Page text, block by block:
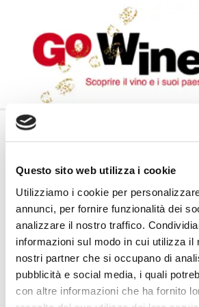
Questo sito web utilizza i cookie
Utilizziamo i cookie per
annunci, per fornire funzionalità dei
analizzare il nostro traffico.
informazioni sul modo in cui utilizza il
nostri partner che si occupano di
pubblicità e social media, i quali
con altre informazioni che ha fornito
Il Brindisi di Natale!
Il Club Go Wine di Reggio Emilia
enoappassionati il brindisi di Natale,
incontrarci e scambiarci gli
dedicato. Il brindisi di Natale è in
19 dicembre alle ore 19,00.
Salumeria San Prospero,(Piazza
Ponte Besolario). Durante
una selezione di Bollicine